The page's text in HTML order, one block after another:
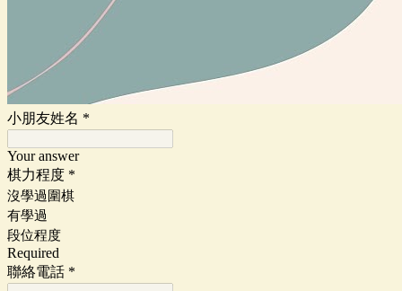
小朋友姓名 *
Your answer
棋力程度 *
沒學過圍棋
有學過
段位程度
Required
聯絡電話 *